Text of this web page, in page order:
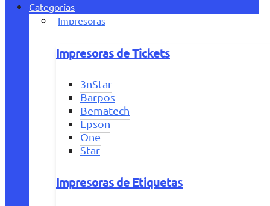
Categorías
Impresoras
Impresoras de Tickets
3nStar
Barpos
Bematech
Epson
One
Star
Impresoras de Etiquetas